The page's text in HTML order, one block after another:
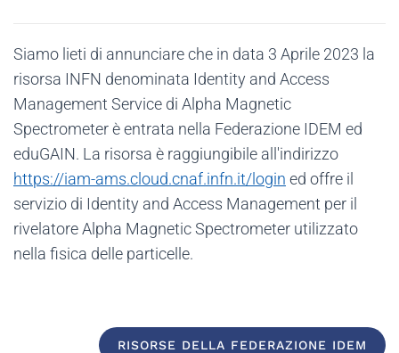
Siamo lieti di annunciare che in data 3 Aprile 2023 la
risorsa INFN denominata Identity and Access
Management Service di Alpha Magnetic
Spectrometer è entrata nella Federazione IDEM ed
eduGAIN. La risorsa è raggiungibile all'indirizzo
https://iam-ams.cloud.cnaf.infn.it/login ed offre il
servizio di Identity and Access Management per il
rivelatore Alpha Magnetic Spectrometer utilizzato
nella fisica delle particelle.
RISORSE DELLA FEDERAZIONE IDEM